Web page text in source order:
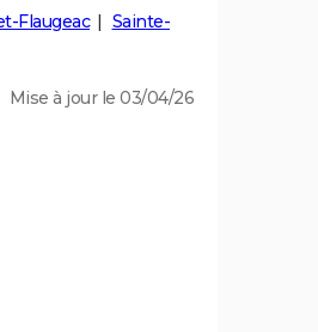
Flaugeac
Sainte-
Mise à jour le 03/04/26